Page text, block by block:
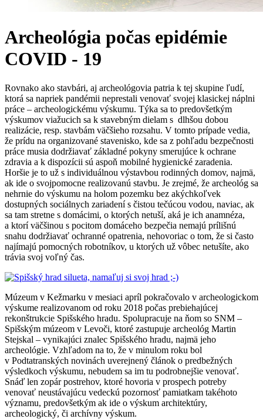
Archeológia počas epidémie
COVID - 19
Rovnako ako stavbári, aj archeológovia patria k tej skupine ľudí,
ktorá sa napriek pandémii neprestali venovať svojej klasickej náplni
práce – archeologickému výskumu. Týka sa to predovšetkým
výskumov viažucich sa k stavebným dielam s dlhšou dobou
realizácie, resp. stavbám väčšieho rozsahu. V tomto prípade vedia,
že prídu na organizované stavenisko, kde sa z pohľadu bezpečnosti
práce musia dodržiavať základné pokyny smerujúce k ochrane
zdravia a k dispozícii sú aspoň mobilné hygienické zaradenia.
Horšie je to už s individuálnou výstavbou rodinných domov, najmä,
ak ide o svojpomocne realizovanú stavbu. Je zrejmé, že archeológ sa
nehrnie do výskumu na holom pozemku bez akýchkoľvek
dostupných sociálnych zariadení s čistou tečúcou vodou, naviac, ak
sa tam stretne s domácimi, o ktorých netuší, aká je ich anamnéza,
a ktorí väčšinou s pocitom domáceho bezpečia nemajú prílišnú
snahu dodržiavať ochranné opatrenia, nehovoriac o tom, že si často
najímajú pomocných robotníkov, u ktorých už vôbec netušíte, ako
trávia svoj voľný čas.
Múzeum v Kežmarku v mesiaci apríl pokračovalo v archeologickom
výskume realizovanom od roku 2018 počas prebiehajúcej
rekonštrukcie Spišského hradu. Spolupracuje na ňom so SNM –
Spišským múzeom v Levoči, ktoré zastupuje archeológ Martin
Stejskal – vynikajúci znalec Spišského hradu, najmä jeho
archeológie. Vzhľadom na to, že v minulom roku bol
v Podtatranských novinách uverejnený článok o predbežných
výsledkoch výskumu, nebudem sa im tu podrobnejšie venovať.
Snáď len zopár postrehov, ktoré hovoria v prospech potreby
venovať neustávajúcu vedeckú pozornosť pamiatkam takéhoto
významu, predovšetkým ak ide o výskum architektúry,
archeologický, či archívny výskum.